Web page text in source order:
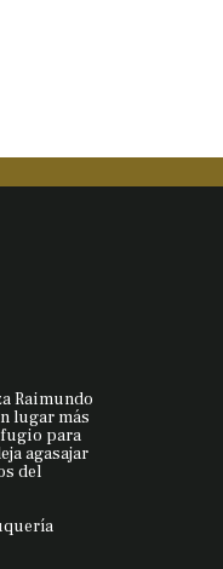
Raimundo
lugar más
para
agasajar
del